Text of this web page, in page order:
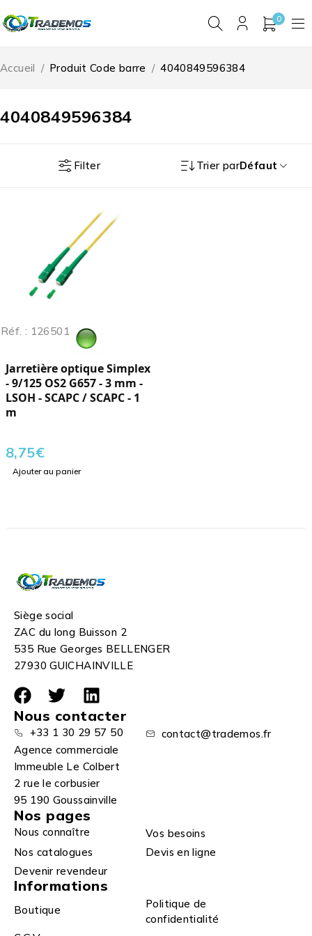
0
4040849596384
Accueil / Produit Code barre / 4040849596384
Filter Trier parDéfaut
Réf. : 126501
Jarretière optique Simplex
- 9/125 OS2 G657 - 3 mm -
LSOH - SCAPC / SCAPC - 1
m
8,75€
Ajouter au panier
Siège social
ZAC du long Buisson 2
535 Rue Georges BELLENGER
27930 GUICHAINVILLE
Nous contacter
+33 1 30 29 57 50
contact@trademos.fr
Agence commerciale
Immeuble Le Colbert
2 rue le corbusier
95 190 Goussainville
Nos pages
Nous connaître
Vos besoins
Nos catalogues
Devis en ligne
Devenir revendeur
Informations
Boutique
Politique de
confidentialité